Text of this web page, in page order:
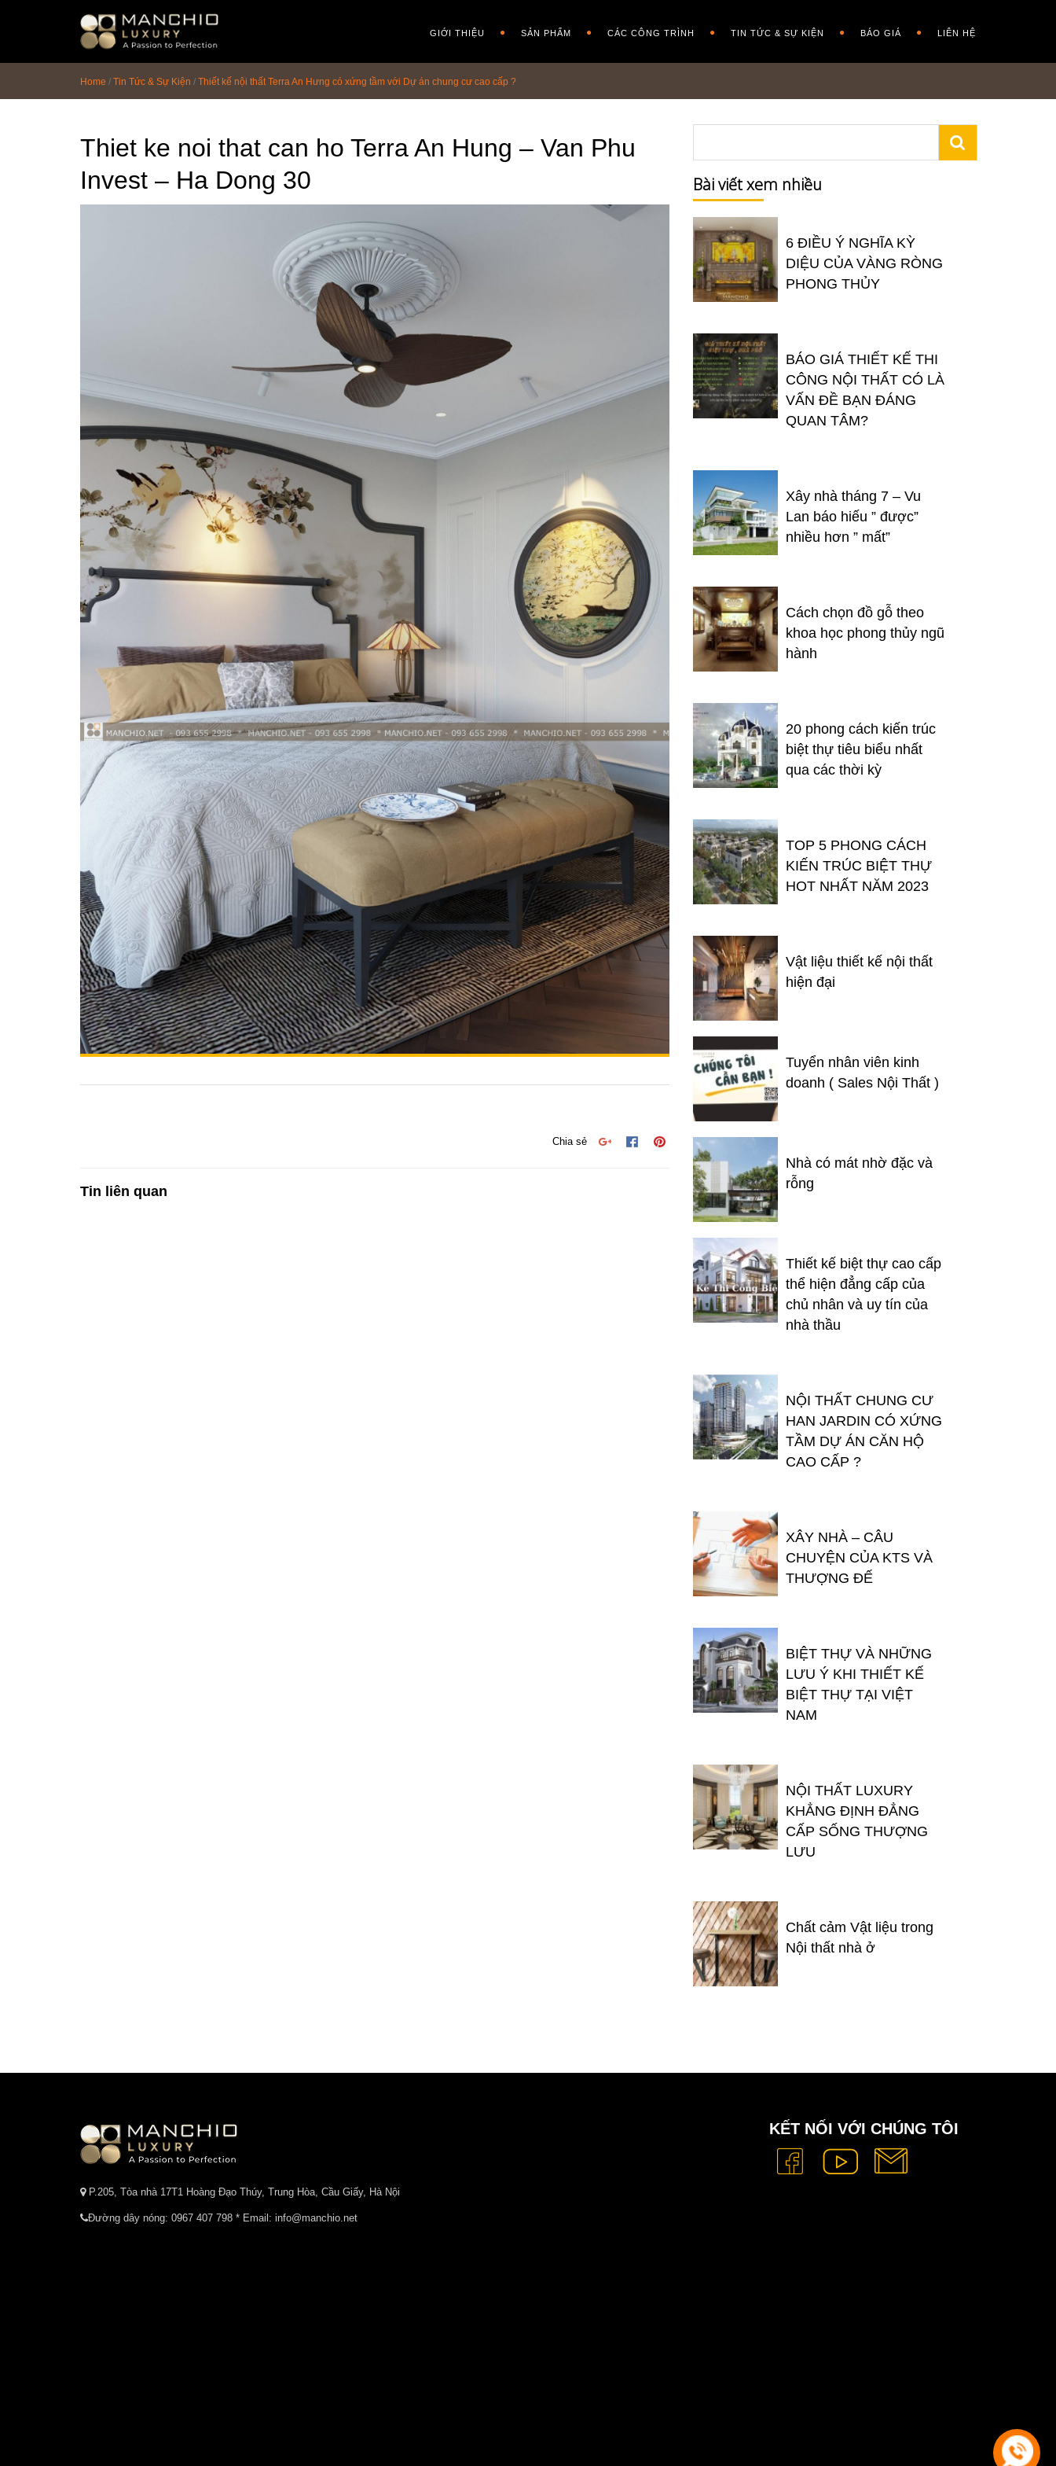
GIỚI THIỆU SẢN PHẨM CÁC CÔNG TRÌNH TIN TỨC & SỰ KIỆN BÁO GIÁ LIÊN HỆ
Home / Tin Tức & Sự Kiện / Thiết kế nội thất Terra An Hưng có xứng tầm với Dự án chung cư cao cấp ?
Thiet ke noi that can ho Terra An Hung – Van Phu
Invest – Ha Dong 30
Chia sẻ
Tin liên quan
Bài viết xem nhiều
6 ĐIỀU Ý NGHĨA KỲ
DIỆU CỦA VÀNG RÒNG
PHONG THỦY
BÁO GIÁ THIẾT KẾ THI
CÔNG NỘI THẤT CÓ LÀ
VẤN ĐỀ BẠN ĐÁNG
QUAN TÂM?
Xây nhà tháng 7 – Vu
Lan báo hiếu ” được”
nhiều hơn ” mất”
Cách chọn đồ gỗ theo
khoa học phong thủy ngũ
hành
20 phong cách kiến trúc
biệt thự tiêu biểu nhất
qua các thời kỳ
TOP 5 PHONG CÁCH
KIẾN TRÚC BIỆT THỰ
HOT NHẤT NĂM 2023
Vật liệu thiết kế nội thất
hiện đại
Tuyển nhân viên kinh
doanh ( Sales Nội Thất )
Nhà có mát nhờ đặc và
rỗng
Thiết kế biệt thự cao cấp
thể hiện đẳng cấp của
chủ nhân và uy tín của
nhà thầu
NỘI THẤT CHUNG CƯ
HAN JARDIN CÓ XỨNG
TẦM DỰ ÁN CĂN HỘ
CAO CẤP ?
XÂY NHÀ – CÂU
CHUYỆN CỦA KTS VÀ
THƯỢNG ĐẾ
BIỆT THỰ VÀ NHỮNG
LƯU Ý KHI THIẾT KẾ
BIỆT THỰ TẠI VIỆT
NAM
NỘI THẤT LUXURY
KHẲNG ĐỊNH ĐẲNG
CẤP SỐNG THƯỢNG
LƯU
Chất cảm Vật liệu trong
Nội thất nhà ở
P.205, Tòa nhà 17T1 Hoàng Đạo Thúy, Trung Hòa, Cầu Giấy, Hà Nội
Đường dây nóng: 0967 407 798 * Email: info@manchio.net
KẾT NỐI VỚI CHÚNG TÔI